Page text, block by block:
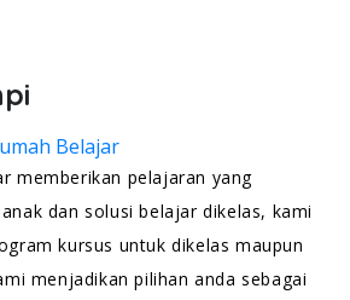
memberikan pelajaran yang
dan solusi belajar dikelas, kami
kursus untuk dikelas maupun
menjadikan pilihan anda sebagai